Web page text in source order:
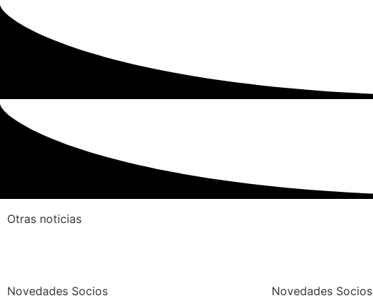
Otras noticias
Novedades Socios Novedades Socios